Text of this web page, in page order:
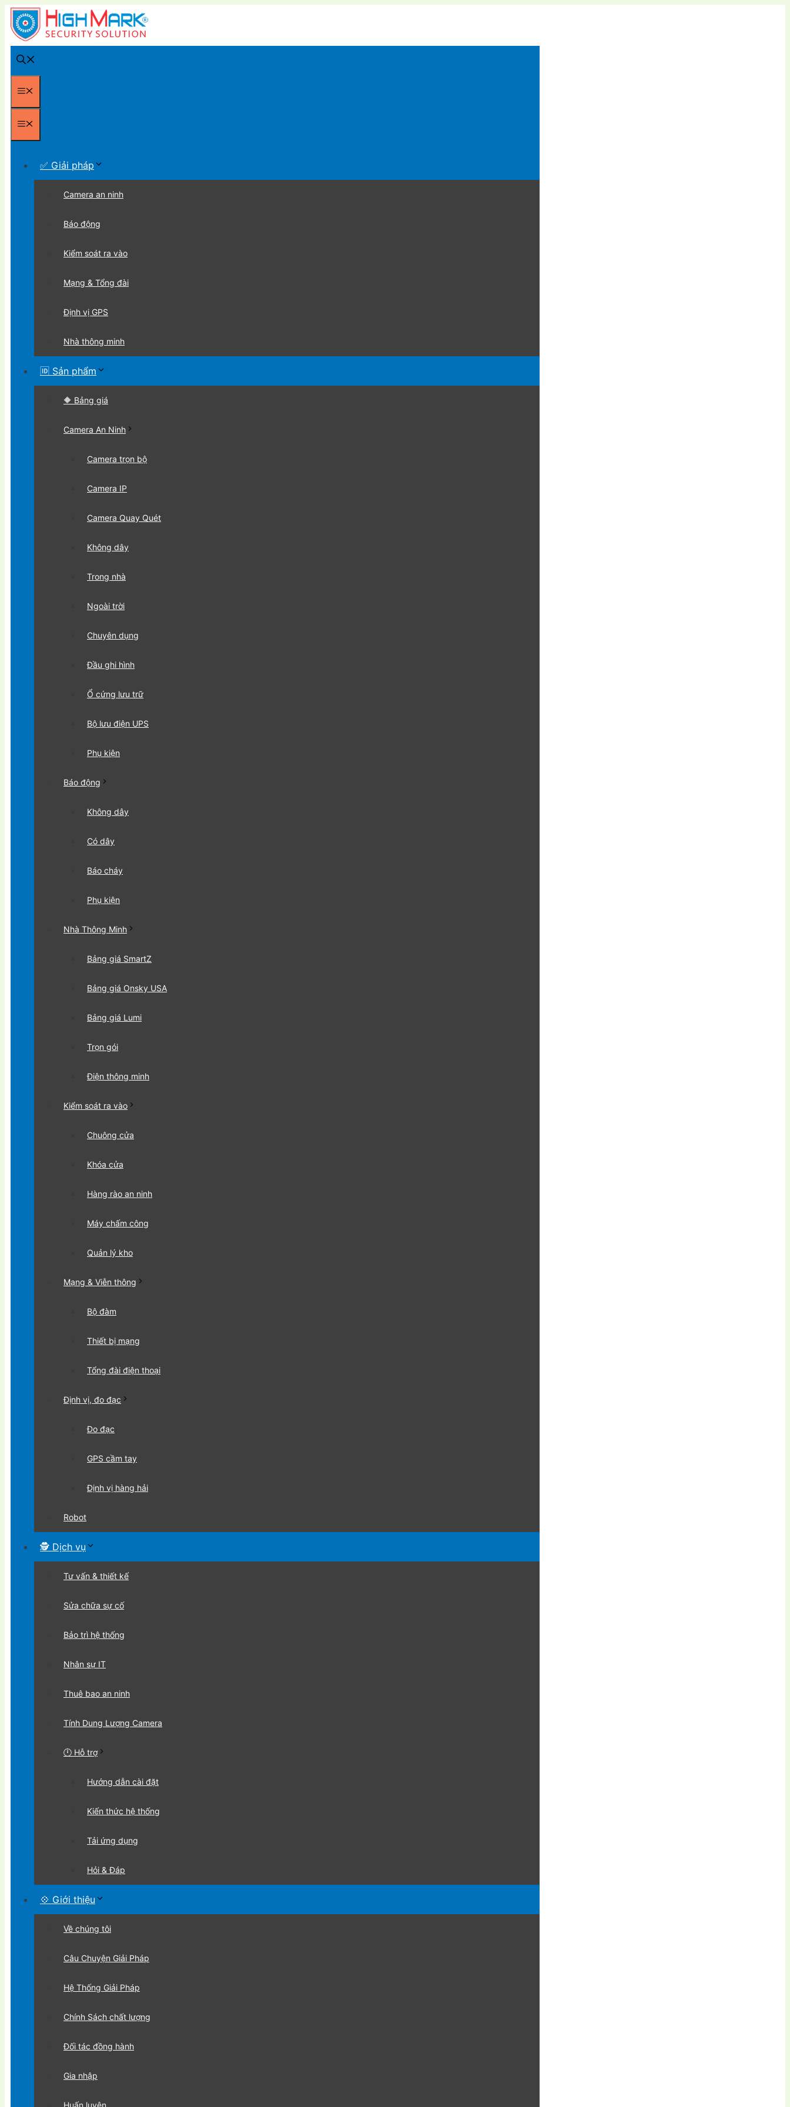
Chuyển
đến
nội
dung
Menu
Menu
✅ Giải pháp
Camera an ninh
Báo động
Kiểm soát ra vào
Mạng & Tổng đài
Định vị GPS
Nhà thông minh
🆔 Sản phẩm
🔶 Bảng giá
Camera An Ninh
Camera trọn bộ
Camera IP
Camera Quay Quét
Không dây
Trong nhà
Ngoài trời
Chuyên dụng
Đầu ghi hình
Ổ cứng lưu trữ
Bộ lưu điện UPS
Phụ kiện
Báo động
Không dây
Có dây
Báo cháy
Phụ kiện
Nhà Thông Minh
Bảng giá SmartZ
Bảng giá Onsky USA
Bảng giá Lumi
Trọn gói
Điện thông minh
Kiểm soát ra vào
Chuông cửa
Khóa cửa
Hàng rào an ninh
Máy chấm công
Quản lý kho
Mạng & Viễn thông
Bộ đàm
Thiết bị mạng
Tổng đài điện thoại
Định vị, đo đạc
Đo đạc
GPS cầm tay
Định vị hàng hải
Robot
🕵 Dịch vụ
Tư vấn & thiết kế
Sửa chữa sự cố
Bảo trì hệ thống
Nhân sự IT
Thuê bao an ninh
Tính Dung Lượng Camera
🕛 Hỗ trợ
Hướng dẫn cài đặt
Kiến thức hệ thống
Tải ứng dụng
Hỏi & Đáp
💠 Giới thiệu
Về chúng tôi
Câu Chuyện Giải Pháp
Hệ Thống Giải Pháp
Chính Sách chất lượng
Đối tác đồng hành
Gia nhập
Huấn luyện